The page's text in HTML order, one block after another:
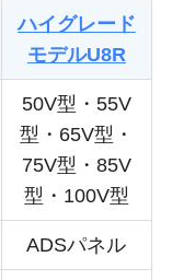
ハイグレード
モデルU8R
50V型 ・ 55V
型 ・65V型・
75V型・85V
型・ 100V型
ADSパネル